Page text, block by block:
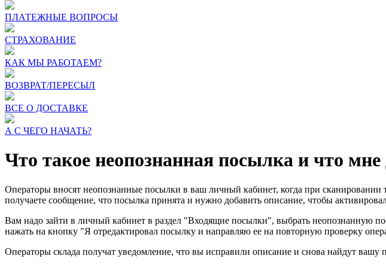
ПЛАТЕЖНЫЕ ВОПРОСЫ
СТРАХОВАНИЕ
КАК МЫ РАБОТАЕМ?
ВОЗВРАТ/ПЕРЕСЫЛ
ВСЕ О ДОСТАВКЕ
А С ЧЕГО НАЧАТЬ?
Что такое неопознанная посылка и что мне
Операторы вносят неопознанные посылки в ваш личный кабинет, когда при
получаете сообщение, что посылка принята и нужно добавить описание, чтобы
Вам надо зайти в личный кабинет в раздел "Входящие посылки", выбрать неопознанную
нажать на кнопку "Я отредактировал посылку и направляю ее на повторную проверку
Операторы склада получат уведомление, что вы исправили описание и снова найдут